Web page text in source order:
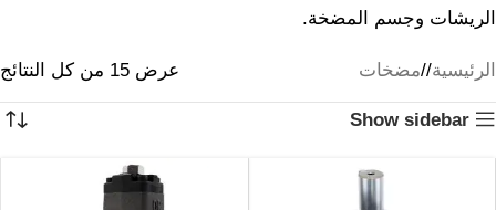
الريشات وجسم المضخة.
الرئيسية/ مضخات عرض ⁦15⁩ من كل النتائج
Show sidebar